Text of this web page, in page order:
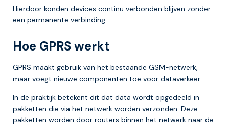
Hierdoor konden devices continu verbonden blijven zonder
een permanente verbinding.
Hoe GPRS werkt
GPRS maakt gebruik van het bestaande GSM-netwerk,
maar voegt nieuwe componenten toe voor dataverkeer.
In de praktijk betekent dit dat data wordt opgedeeld in
pakketten die via het netwerk worden verzonden. Deze
pakketten worden door routers binnen het netwerk naar de